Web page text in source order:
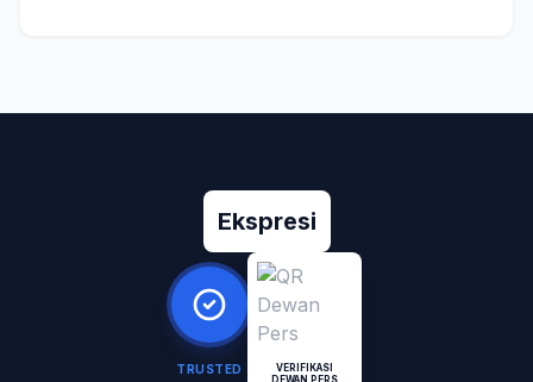
Ekspresi
TRUSTED
VERIFIKASI
DEWAN PERS